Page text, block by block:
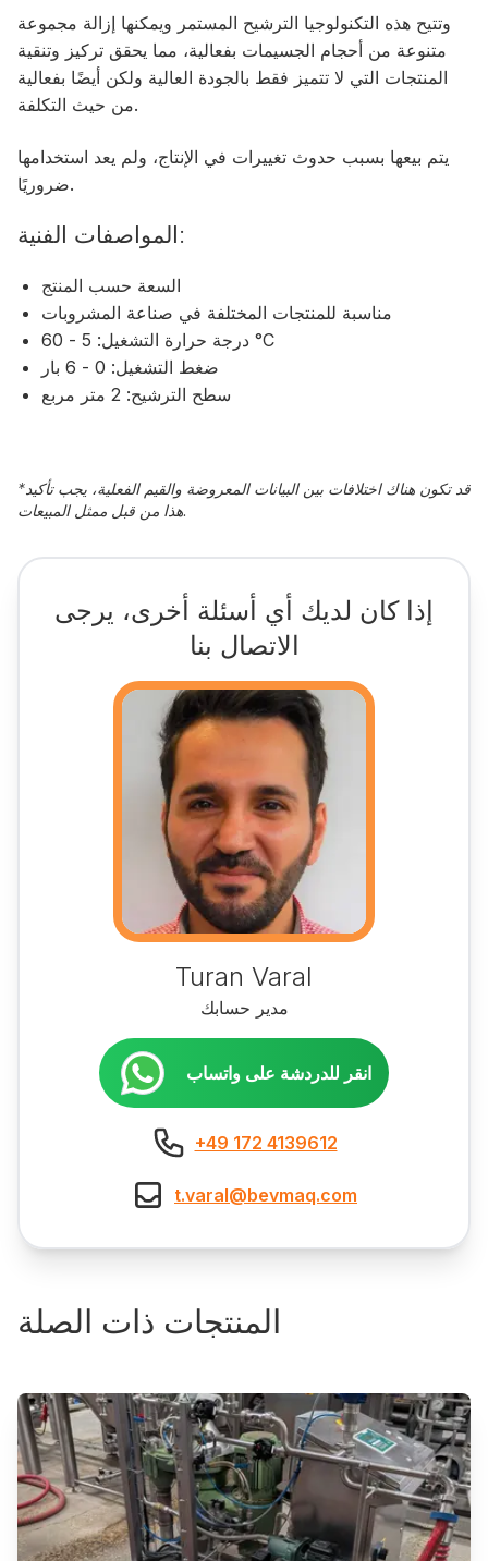
وتتيح هذه التكنولوجيا الترشيح المستمر ويمكنها إزالة مجموعة
متنوعة من أحجام الجسيمات بفعالية، مما يحقق تركيز وتنقية
المنتجات التي لا تتميز فقط بالجودة العالية ولكن أيضًا بفعالية
من حيث التكلفة.
يتم بيعها بسبب حدوث تغييرات في الإنتاج، ولم يعد استخدامها
ضروريًا.
المواصفات الفنية:
السعة حسب المنتج
مناسبة للمنتجات المختلفة في صناعة المشروبات
درجة حرارة التشغيل: 5 - 60 °C
ضغط التشغيل: 0 - 6 بار
سطح الترشيح: 2 متر مربع
*قد تكون هناك اختلافات بين البيانات المعروضة والقيم الفعلية، يجب تأكيد
هذا من قبل ممثل المبيعات.
إذا كان لديك أي أسئلة أخرى، يرجى
الاتصال بنا
Turan Varal
مدير حسابك
انقر للدردشة على واتساب
+49 172 4139612
t.varal@bevmaq.com
المنتجات ذات الصلة